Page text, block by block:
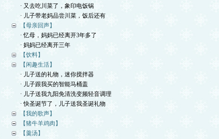
· 又去吃川菜了，象印电饭锅
· 儿子带老妈品尝川菜，饭后还有
【母亲回声】
· 忆母，妈妈已经离开3年多了
· 妈妈已经离开三年
【饮料】
【闲趣生活】
· 儿子送的礼物，迷你搅拌器
· 儿子跟我买的智能马桶盖
· 儿子送我九阳免清洗变频轻音调理
· 快圣诞节了，儿子送我圣诞礼物
【我的歌声】
【猪牛羊鸡肉】
【羹汤】